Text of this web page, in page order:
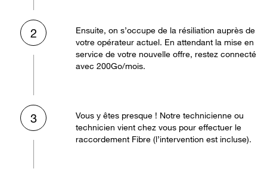
2
Ensuite, on s’occupe de la résiliation auprès de
votre opérateur actuel. En attendant la mise en
service de votre nouvelle offre, restez connecté
avec 200Go/mois.
3
Vous y êtes presque ! Notre technicienne ou
technicien vient chez vous pour effectuer le
raccordement Fibre (l’intervention est incluse).